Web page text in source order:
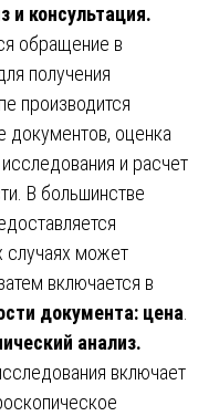
и консультация.
обращение в
получения
производится
документов, оценка
и расчет
В большинстве
случаях может
включается в
документа: цена
анализ.
включает